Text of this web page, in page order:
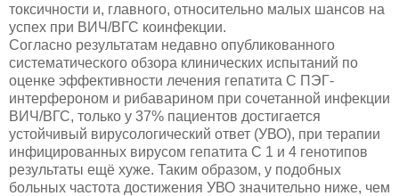
токсичности и, главного, относительно малых шансов на
успех при ВИЧ/ВГС коинфекции.
Согласно результатам недавно опубликованного
систематического обзора клинических испытаний по
оценке эффективности лечения гепатита С ПЭГ-
интерфероном и рибаварином при сочетанной инфекции
ВИЧ/ВГС, только у 37% пациентов достигается
устойчивый вирусологический ответ (УВО), при терапии
инфицированных вирусом гепатита С 1 и 4 генотипов
результаты ещё хуже. Таким образом, у подобных
больных частота достижения УВО значительно ниже, чем